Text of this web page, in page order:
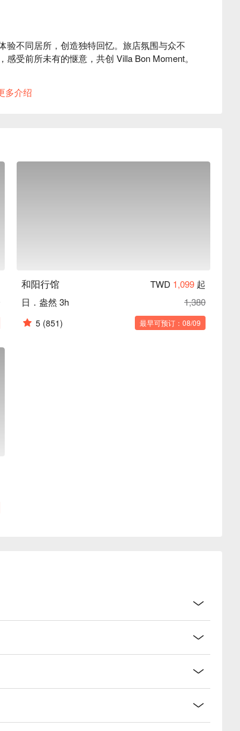
验不同居所，创造独特回忆。旅店氛围与众不
受前所未有的惬意，共创 Villa Bon Moment。
现代设计感，带给旅人最舒适的休憩空间。
多介绍
和阳行馆 TWD 1,099 起
日．盎然 3h
1,380
5 (851) 最早可预订：08/09